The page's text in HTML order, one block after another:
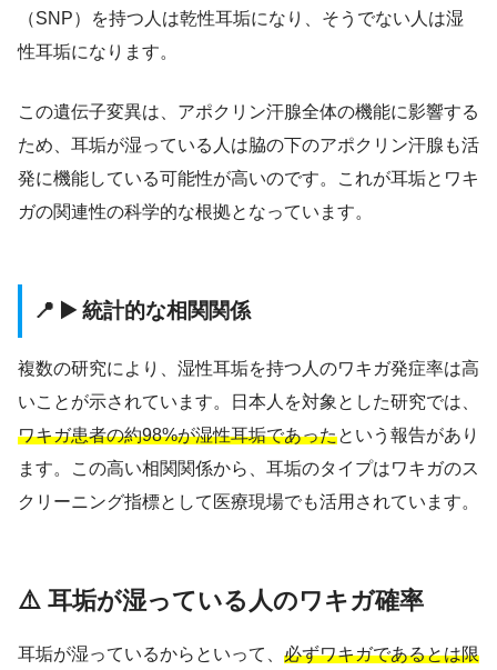
（SNP）を持つ人は乾性耳垢になり、そうでない人は湿
性耳垢になります。
この遺伝子変異は、アポクリン汗腺全体の機能に影響する
ため、耳垢が湿っている人は脇の下のアポクリン汗腺も活
発に機能している可能性が高いのです。これが耳垢とワキ
ガの関連性の科学的な根拠となっています。
📍 ▶️ 統計的な相関関係
複数の研究により、湿性耳垢を持つ人のワキガ発症率は高
いことが示されています。日本人を対象とした研究では、
ワキガ患者の約98%が湿性耳垢であったという報告があり
ます。この高い相関関係から、耳垢のタイプはワキガのス
クリーニング指標として医療現場でも活用されています。
⚠️ 耳垢が湿っている人のワキガ確率
耳垢が湿っているからといって、 必ずワキガであるとは限